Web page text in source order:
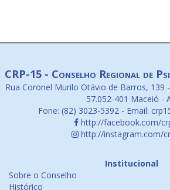
CRP-15 - Conselho Regional de
Rua Coronel Murilo Otávio de Barros, 139
57.052-401 Maceió -
Fone: (82) 3023-5392 - Email:
http://facebook.com/
http://instagram.com/
Institucional
Sobre o Conselho
Histórico